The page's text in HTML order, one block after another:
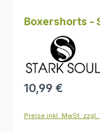
Boxershorts -
Regulärer Preis:
10,99 €
Preise inkl. MwSt.